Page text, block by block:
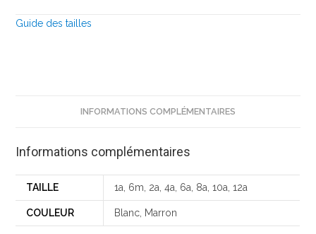
Guide des tailles
INFORMATIONS COMPLÉMENTAIRES
Informations complémentaires
TAILLE 1a, 6m, 2a, 4a, 6a, 8a, 10a, 12a
COULEUR Blanc, Marron